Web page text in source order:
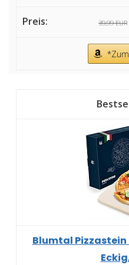
39,99 EUR
Blumtal